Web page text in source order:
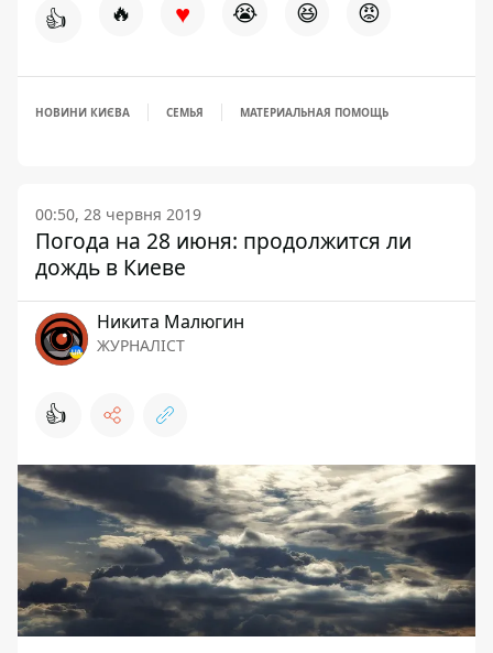
👍 🔥 ♥ 😭 😆 😡
НОВИНИ КИЄВА СЕМЬЯ МАТЕРИАЛЬНАЯ ПОМОЩЬ
00:50, 28 червня 2019
Погода на 28 июня: продолжится ли
дождь в Киеве
Никита Малюгин
ЖУРНАЛІСТ
👍